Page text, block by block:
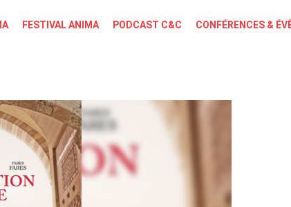
FESTIVAL ANIMA PODCAST C&C CONFÉRENCES &